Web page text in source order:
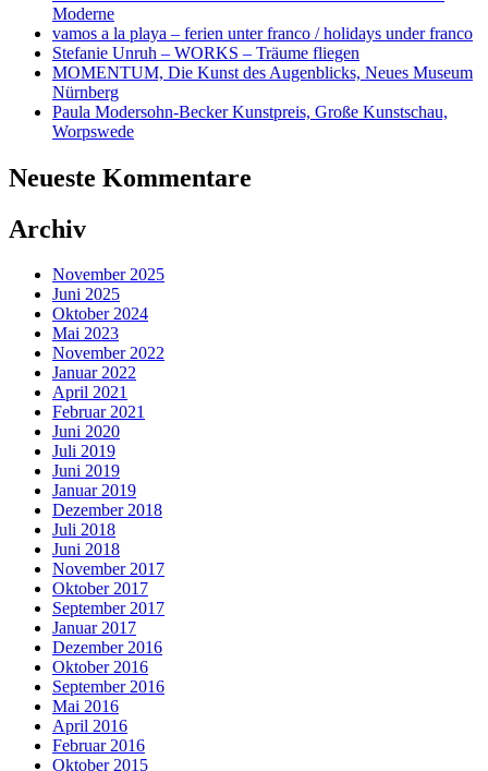
Moderne
vamos a la playa – ferien unter franco / holidays under franco
Stefanie Unruh – WORKS – Träume fliegen
MOMENTUM, Die Kunst des Augenblicks, Neues Museum
Nürnberg
Paula Modersohn-Becker Kunstpreis, Große Kunstschau,
Worpswede
Neueste Kommentare
Archiv
November 2025
Juni 2025
Oktober 2024
Mai 2023
November 2022
Januar 2022
April 2021
Februar 2021
Juni 2020
Juli 2019
Juni 2019
Januar 2019
Dezember 2018
Juli 2018
Juni 2018
November 2017
Oktober 2017
September 2017
Januar 2017
Dezember 2016
Oktober 2016
September 2016
Mai 2016
April 2016
Februar 2016
Oktober 2015